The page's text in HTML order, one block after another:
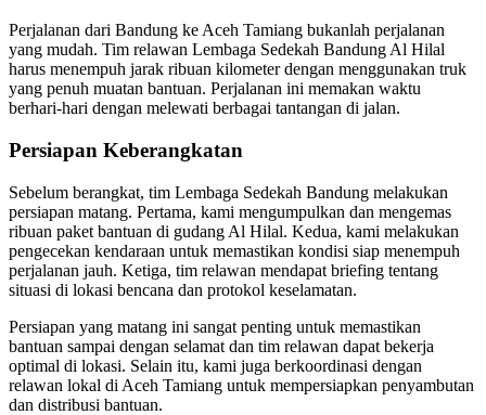
Perjalanan dari Bandung ke Aceh Tamiang bukanlah perjalanan
yang mudah. Tim relawan Lembaga Sedekah Bandung Al Hilal
harus menempuh jarak ribuan kilometer dengan menggunakan truk
yang penuh muatan bantuan. Perjalanan ini memakan waktu
berhari-hari dengan melewati berbagai tantangan di jalan.
Persiapan Keberangkatan
Sebelum berangkat, tim Lembaga Sedekah Bandung melakukan
persiapan matang. Pertama, kami mengumpulkan dan mengemas
ribuan paket bantuan di gudang Al Hilal. Kedua, kami melakukan
pengecekan kendaraan untuk memastikan kondisi siap menempuh
perjalanan jauh. Ketiga, tim relawan mendapat briefing tentang
situasi di lokasi bencana dan protokol keselamatan.
Persiapan yang matang ini sangat penting untuk memastikan
bantuan sampai dengan selamat dan tim relawan dapat bekerja
optimal di lokasi. Selain itu, kami juga berkoordinasi dengan
relawan lokal di Aceh Tamiang untuk mempersiapkan penyambutan
dan distribusi bantuan.